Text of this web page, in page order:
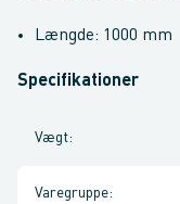
Længde: 1000 mm
Specifikationer
Vægt:
Varegruppe: